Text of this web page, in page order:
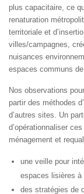
plus capacitaire, ce
renaturation
territoriale et
villes/campagnes,
nuisances
espaces communs
Nos observations
partir des méthodes
d’autres sites. Un
d’opérationnaliser
ménagement et
une veille pour
espaces lisières à
des stratégies de